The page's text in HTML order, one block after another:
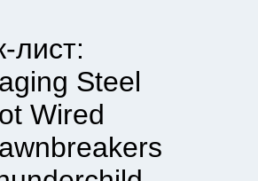
Steel